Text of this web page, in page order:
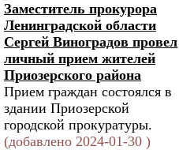
Заместитель прокурора
Ленинградской области
Сергей Виноградов провел
личный прием жителей
Приозерского района
Прием граждан состоялся в
здании Приозерской
городской прокуратуры.
(добавлено 2024-01-30 )